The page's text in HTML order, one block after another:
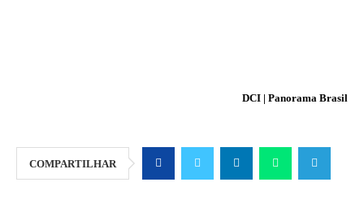
DCI | Panorama Brasil
COMPARTILHAR